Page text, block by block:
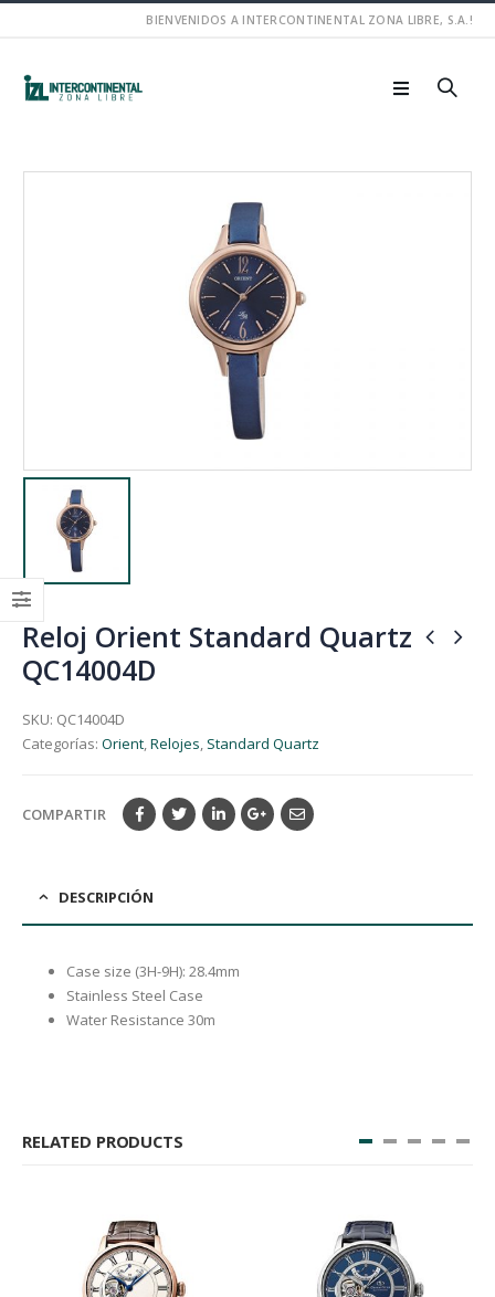
BIENVENIDOS A INTERCONTINENTAL ZONA LIBRE, S.A.!
Reloj Orient Standard Quartz
QC14004D
SKU: QC14004D
Categorías: Orient,Relojes, Standard Quartz
COMPARTIR
DESCRIPCIÓN
Case size (3H-9H): 28.4mm
Stainless Steel Case
Water Resistance 30m
RELATED PRODUCTS